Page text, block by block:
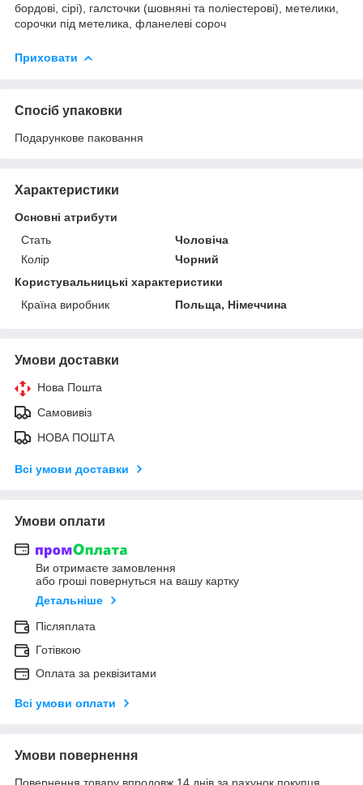
бордові, сірі), галсточки (шовняні та поліестерові), метелики,
сорочки під метелика, фланелеві сороч
Приховати
Спосіб упаковки
Подарункове паковання
Характеристики
Основні атрибути
Стать
Чоловіча
Колір
Чорний
Користувальницькі характеристики
Країна виробник
Польща, Німеччина
Умови доставки
Нова Пошта
Самовивіз
НОВА ПОШТА
Всі умови доставки
Умови оплати
Ви отримаєте замовлення
або гроші повернуться на вашу картку
Детальніше
Післяплата
Готівкою
Оплата за реквізитами
Всі умови оплати
Умови повернення